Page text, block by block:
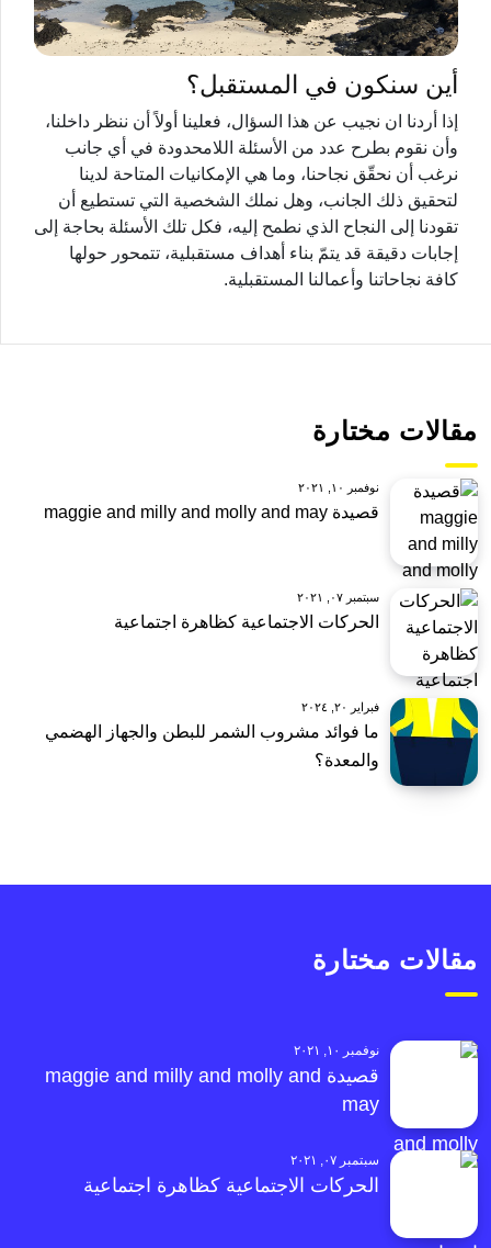
أين سنكون في المستقبل؟
إذا أردنا ان نجيب عن هذا السؤال، فعلينا أولاً أن ننظر داخلنا،
وأن نقوم بطرح عدد من الأسئلة اللامحدودة في أي جانب
نرغب أن نحقّق نجاحنا، وما هي الإمكانيات المتاحة لدينا
لتحقيق ذلك الجانب، وهل نملك الشخصية التي تستطيع أن
تقودنا إلى النجاح الذي نطمح إليه، فكل تلك الأسئلة بحاجة إلى
إجابات دقيقة قد يتمّ بناء أهداف مستقبلية، تتمحور حولها
كافة نجاحاتنا وأعمالنا المستقبلية.
مقالات مختارة
نوفمبر ١٠, ٢٠٢١
قصيدة maggie and milly and molly and may
سبتمبر ٠٧, ٢٠٢١
الحركات الاجتماعية كظاهرة اجتماعية
فبراير ٢٠, ٢٠٢٤
ما فوائد مشروب الشمر للبطن والجهاز الهضمي
والمعدة؟
مقالات مختارة
نوفمبر ١٠, ٢٠٢١
قصيدة maggie and milly and molly and
may
سبتمبر ٠٧, ٢٠٢١
الحركات الاجتماعية كظاهرة اجتماعية